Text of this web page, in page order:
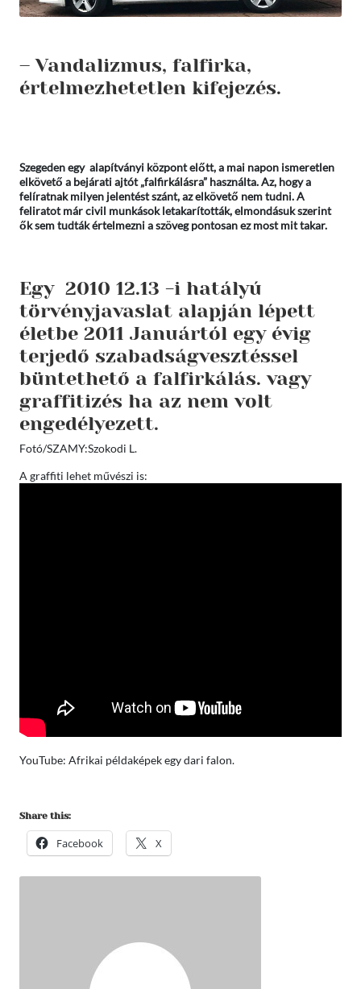
– Vandalizmus, falfirka,
értelmezhetetlen kifejezés.
Szegeden egy alapítványi központ előtt, a mai napon ismeretlen
elkövető a bejárati ajtót „falfirkálásra” használta. Az, hogy a
felíratnak milyen jelentést szánt, az elkövető nem tudni. A
feliratot már civil munkások letakarították, elmondásuk szerint
ők sem tudták értelmezni a szöveg pontosan ez most mit takar.
Egy 2010 12.13 -i hatályú
törvényjavaslat alapján lépett
életbe 2011 Januártól egy évig
terjedő szabadságvesztéssel
büntethető a falfirkálás. vagy
graffitizés ha az nem volt
engedélyezett.
Fotó/SZAMY:Szokodi L.
A graffiti lehet művészi is:
YouTube: Afrikai példaképek egy dari falon.
Share this:
Facebook X